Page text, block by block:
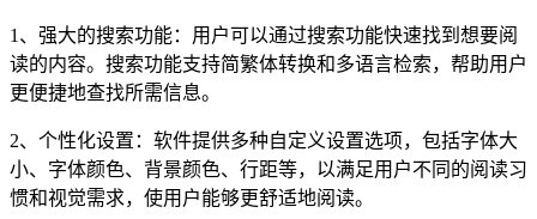
1、强大的搜索功能：用户可以通过搜索功能快速找到想要阅
读的内容。搜索功能支持简繁体转换和多语言检索，帮助用户
更便捷地查找所需信息。
2、个性化设置：软件提供多种自定义设置选项，包括字体大
小、字体颜色、背景颜色、行距等，以满足用户不同的阅读习
惯和视觉需求，使用户能够更舒适地阅读。